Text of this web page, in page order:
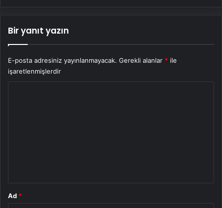
Bir yanıt yazın
E-posta adresiniz yayınlanmayacak. Gerekli alanlar * ile
işaretlenmişlerdir
Ad *